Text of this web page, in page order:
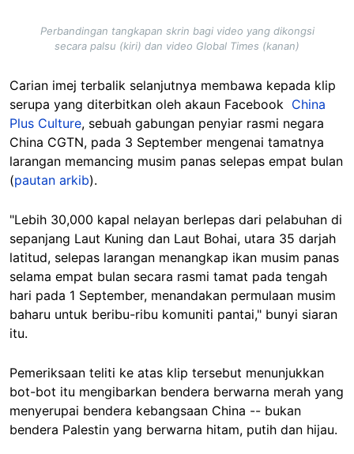
Perbandingan tangkapan skrin bagi video yang dikongsi
secara palsu (kiri) dan video Global Times (kanan)
Carian imej terbalik selanjutnya membawa kepada klip
serupa yang diterbitkan oleh akaun Facebook China
Plus Culture, sebuah gabungan penyiar rasmi negara
China CGTN, pada 3 September mengenai tamatnya
larangan memancing musim panas selepas empat bulan
(pautan arkib).
"Lebih 30,000 kapal nelayan berlepas dari pelabuhan di
sepanjang Laut Kuning dan Laut Bohai, utara 35 darjah
latitud, selepas larangan menangkap ikan musim panas
selama empat bulan secara rasmi tamat pada tengah
hari pada 1 September, menandakan permulaan musim
baharu untuk beribu-ribu komuniti pantai," bunyi siaran
itu.
Pemeriksaan teliti ke atas klip tersebut menunjukkan
bot-bot itu mengibarkan bendera berwarna merah yang
menyerupai bendera kebangsaan China -- bukan
bendera Palestin yang berwarna hitam, putih dan hijau.